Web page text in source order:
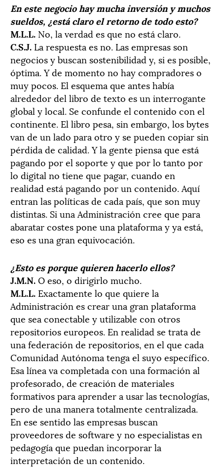
En este negocio hay mucha inversión y muchos
sueldos, ¿está claro el retorno de todo esto?
M.L.L. No, la verdad es que no está claro.
C.S.J. La respuesta es no. Las empresas son
negocios y buscan sostenibilidad y, si es posible,
óptima. Y de momento no hay compradores o
muy pocos. El esquema que antes había
alrededor del libro de texto es un interrogante
global y local. Se confunde el contenido con el
continente. El libro pesa, sin embargo, los bytes
van de un lado para otro y se pueden copiar sin
pérdida de calidad. Y la gente piensa que está
pagando por el soporte y que por lo tanto por
lo digital no tiene que pagar, cuando en
realidad está pagando por un contenido. Aquí
entran las políticas de cada país, que son muy
distintas. Si una Administración cree que para
abaratar costes pone una plataforma y ya está,
eso es una gran equivocación.
¿Esto es porque quieren hacerlo ellos?
J.M.N.O eso, o dirigirlo mucho.
M.L.L. Exactamente lo que quiere la
Administración es crear una gran plataforma
que sea conectable y utilizable con otros
repositorios europeos. En realidad se trata de
una federación de repositorios, en el que cada
Comunidad Autónoma tenga el suyo específico.
Esa línea va completada con una formación al
profesorado, de creación de materiales
formativos para aprender a usar las tecnologías,
pero de una manera totalmente centralizada.
En ese sentido las empresas buscan
proveedores de software y no especialistas en
pedagogía que puedan incorporar la
interpretación de un contenido.